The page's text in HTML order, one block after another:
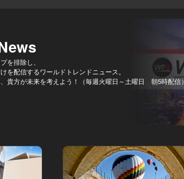
を排除し、
を配信するワールドトレンドニュース。
貴方が未来を考えよう！（毎週火曜日～土曜日 朝5時配信）